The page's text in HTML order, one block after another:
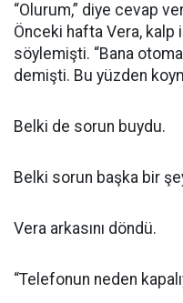
“Olurum,” diye cevap
Önceki hafta Vera,
söylemişti. “Bana
demişti. Bu yüzden
Belki de sorun buydu.
Belki sorun başka bir
Vera arkasını döndü.
“Telefonun neden